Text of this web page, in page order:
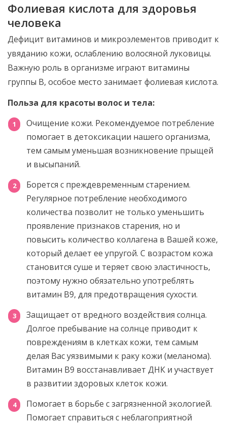
Фолиевая кислота для здоровья
человека
Дефицит витаминов и микроэлементов приводит к
увяданию кожи, ослаблению волосяной луковицы.
Важную роль в организме играют витамины
группы В, особое место занимает фолиевая кислота.
Польза для красоты волос и тела:
Очищение кожи. Рекомендуемое потребление
помогает в детоксикации нашего организма,
тем самым уменьшая возникновение прыщей
и высыпаний.
Борется с преждевременным старением.
Регулярное потребление необходимого
количества позволит не только уменьшить
проявление признаков старения, но и
повысить количество коллагена в Вашей коже,
который делает ее упругой. С возрастом кожа
становится суше и теряет свою эластичность,
поэтому нужно обязательно употреблять
витамин B9, для предотвращения сухости.
Защищает от вредного воздействия солнца.
Долгое пребывание на солнце приводит к
повреждениям в клетках кожи, тем самым
делая Вас уязвимыми к раку кожи (меланома).
Витамин B9 восстанавливает ДНК и участвует
в развитии здоровых клеток кожи.
Помогает в борьбе с загрязненной экологией.
Помогает справиться с неблагоприятной